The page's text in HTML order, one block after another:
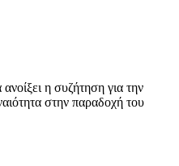
η συζήτηση για την
στην παραδοχή του